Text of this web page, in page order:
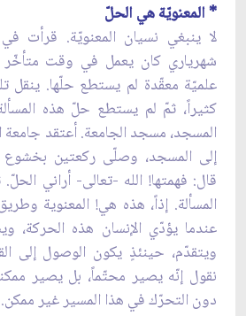
* المعنويّة هي الحلّ
لا ينبغي نسيان المعنويّة. قرأت
شهرياري كان يعمل في وقت متأخّر
علميّة معقّدة لم يستطع حلّها. ينقل
كثيراً، ثمّ لم يستطع حلّ هذه
المسجد، مسجد الجامعة. أعتقد جامعة
إلى المسجد، وصلّى ركعتين بخشوع
قال: فهمتها! الله -تعالى- أراني
المسألة. إذاً، هذه هي! المعنوية
عندما يؤدّي الإنسان هذه الحركة،
ويتقدّم، حينئذٍ يكون الوصول إلى
نقول إنّه يصير محتّماً، بل يصير
دون التحرّك في هذا المسير غير ممكن.